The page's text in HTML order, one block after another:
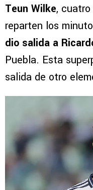
Teun Wilke,
reparten los
dio salida a
Puebla. Esta
salida de otro